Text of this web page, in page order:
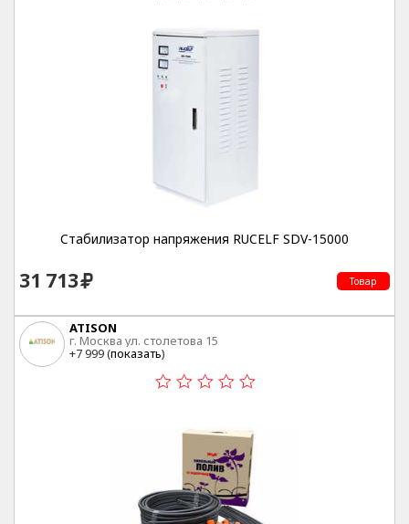
Cтабилизатор напряжения RUCELF SDV-15000
31 713 Товар
ATISON
г. Москва ул. столетова 15
+7 999 (показать)